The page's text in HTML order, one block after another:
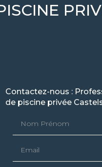
Contactez-nous :
de piscine privée